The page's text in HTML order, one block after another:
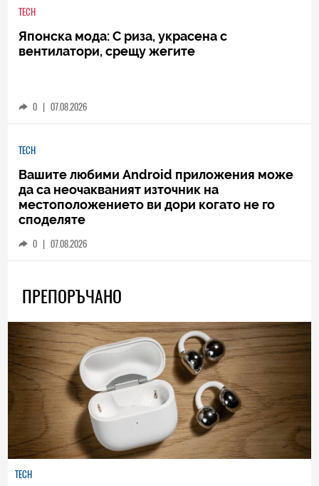
TECH
Японска мода: С риза, украсена с
вентилатори, срещу жегите
0 07.08.2026
TECH
Вашите любими Android приложения може
да са неочакваният източник на
местоположението ви дори когато не го
споделяте
0 | 07.08.2026
ПРЕПОРЪЧАНО
TECH